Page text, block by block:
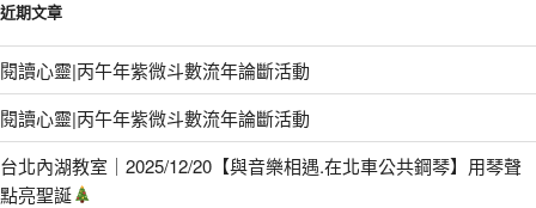
近期文章
閱讀心靈|丙午年紫微斗數流年論斷活動
閱讀心靈|丙午年紫微斗數流年論斷活動
台北內湖教室｜2025/12/20【與音樂相遇.在北車公共鋼琴】用琴聲
點亮聖誕